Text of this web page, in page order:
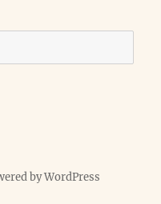
by WordPress